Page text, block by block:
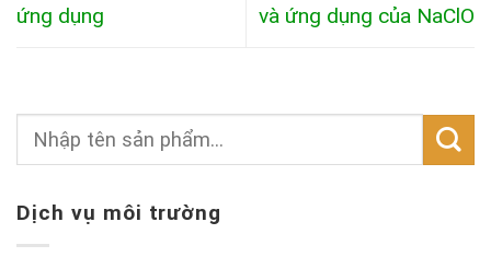
ứng dụng
và ứng dụng của NaClO
Dịch vụ môi trường